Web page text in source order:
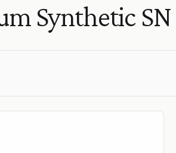
Synthetic SN